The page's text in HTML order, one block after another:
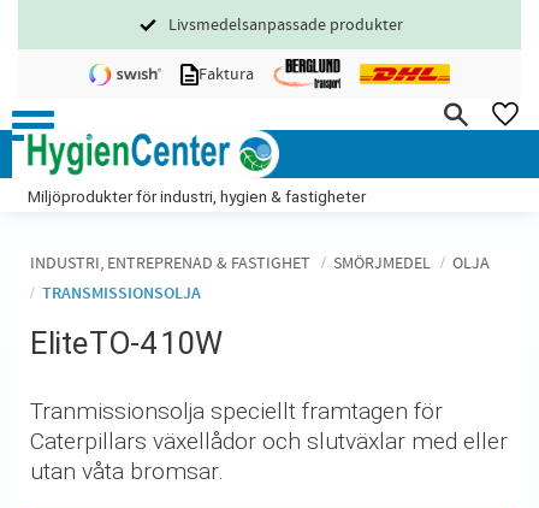
Meny
Livsmedelsanpassade produkter
Faktura
Miljöprodukter för industri, hygien & fastigheter
INDUSTRI, ENTREPRENAD & FASTIGHET SMÖRJMEDEL
OLJA
TRANSMISSIONSOLJA
Elite TO-4 10W
Tranmissionsolja speciellt framtagen för
Caterpillars växellådor och slutväxlar med eller
utan våta bromsar.